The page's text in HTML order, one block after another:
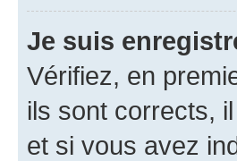
Je suis
Vérifiez, en
ils sont corrects,
et si vous avez